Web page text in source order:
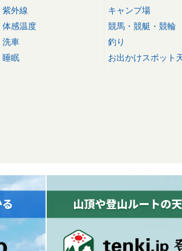
紫外線
体感温度
洗車
睡眠
キャンプ場
競馬・競艇・競輪
釣り
お出かけスポット